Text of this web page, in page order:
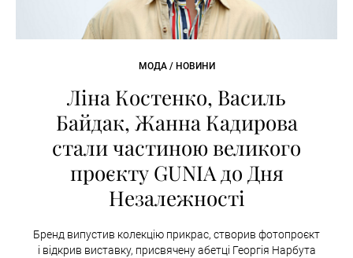
МОДА / НОВИНИ
Ліна Костенко, Василь
Байдак, Жанна Кадирова
стали частиною великого
проєкту GUNIA до Дня
Незалежності
Бренд випустив колекцію прикрас, створив фотопроєкт
і відкрив виставку, присвячену абетці Георгія Нарбута